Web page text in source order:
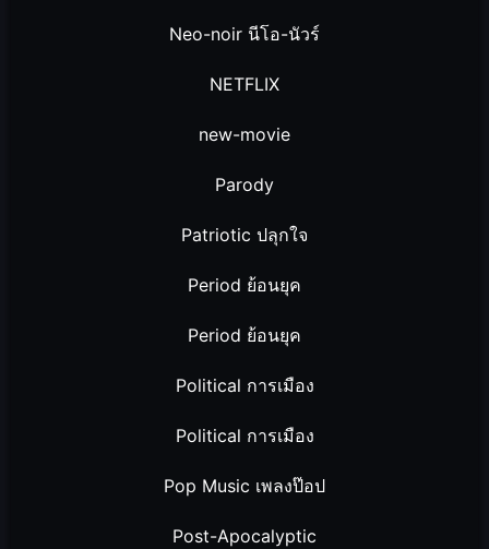
Neo-noir นีโอ-นัวร์
NETFLIX
new-movie
Parody
Patriotic ปลุกใจ
Period ย้อนยุค
Period ย้อนยุค
Political การเมือง
Political การเมือง
Pop Music เพลงป๊อป
Post-Apocalyptic